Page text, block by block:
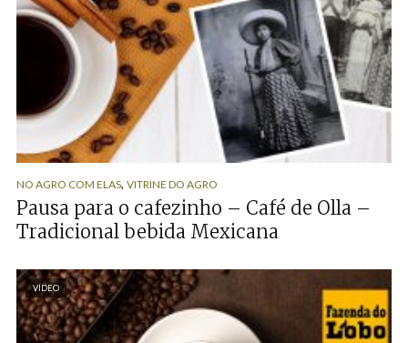
NO AGRO COM ELAS, VITRINE DO AGRO
Pausa para o cafezinho – Café de Olla –
Tradicional bebida Mexicana
VÍDEO